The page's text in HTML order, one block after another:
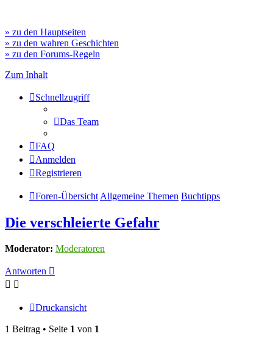
» zu den Hauptseiten
» zu den wahren Geschichten
» zu den Forums-Regeln
Zum Inhalt
Schnellzugriff
Das Team
FAQ
Anmelden
Registrieren
Foren-Übersicht Allgemeine Themen Buchtipps
Die verschleierte Gefahr
Moderator: Moderatoren
Antworten
Druckansicht
1 Beitrag • Seite 1 von 1